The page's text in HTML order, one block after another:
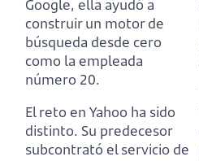
Google, ella ayudó a
construir un motor de
búsqueda desde cero
como la empleada
número 20.
El reto en Yahoo ha sido
distinto. Su predecesor
subcontrató el servicio de